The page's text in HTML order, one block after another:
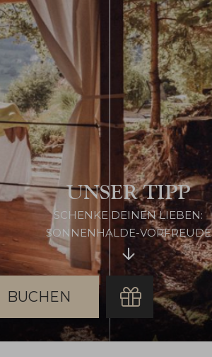
UNSER TIPP
SCHENKE DEINEN LIEBEN:
SONNENHALDE-VORFREUDE